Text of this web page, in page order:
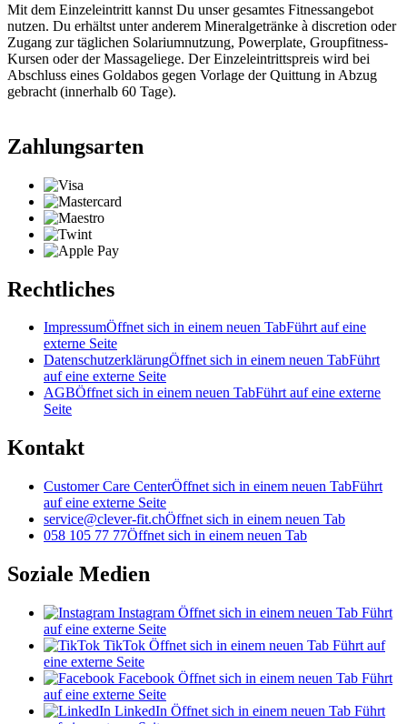
Mit dem Einzeleintritt kannst Du unser gesamtes Fitnessangebot
nutzen. Du erhältst unter anderem Mineralgetränke à discretion oder
Zugang zur täglichen Solariumnutzung, Powerplate, Groupfitness-
Kursen oder der Massageliege. Der Einzeleintrittspreis wird bei
Abschluss eines Goldabos gegen Vorlage der Quittung in Abzug
gebracht (innerhalb 60 Tage).
Zahlungsarten
Rechtliches
ImpressumÖffnet sich in einem neuen TabFührt auf eine
externe Seite
DatenschutzerklärungÖffnet sich in einem neuen TabFührt
auf eine externe Seite
AGBÖffnet sich in einem neuen TabFührt auf eine externe
Seite
Kontakt
Customer Care CenterÖffnet sich in einem neuen TabFührt
auf eine externe Seite
service@clever-fit.chÖffnet sich in einem neuen Tab
058 105 77 77Öffnet sich in einem neuen Tab
Soziale Medien
Instagram Öffnet sich in einem neuen Tab Führt
auf eine externe Seite
TikTok Öffnet sich in einem neuen Tab Führt auf
eine externe Seite
Facebook Öffnet sich in einem neuen Tab Führt
auf eine externe Seite
LinkedIn Öffnet sich in einem neuen Tab Führt